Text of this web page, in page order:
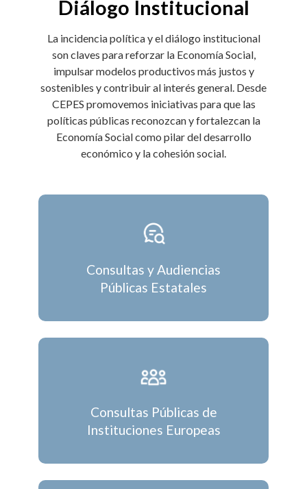
Diálogo Institucional
La incidencia política y el diálogo institucional
son claves para reforzar la Economía Social,
impulsar modelos productivos más justos y
sostenibles y contribuir al interés general. Desde
CEPES promovemos iniciativas para que las
políticas públicas reconozcan y fortalezcan la
Economía Social como pilar del desarrollo
económico y la cohesión social.
Consultas y Audiencias
Públicas Estatales
Consultas Públicas de
Instituciones Europeas